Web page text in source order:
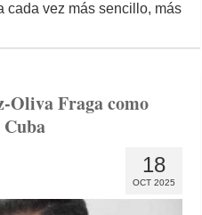
cada vez más sencillo, más
Oliva Fraga como
18
OCT 2025